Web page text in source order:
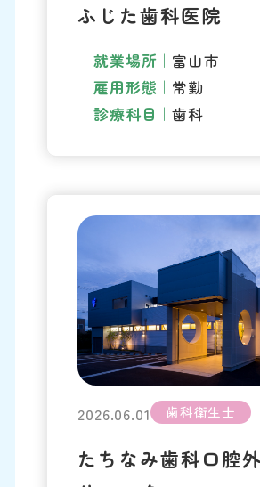
ふじた歯科医院
就業場所
富山市
雇用形態
常勤
診療科目
歯科
2026.06.01 歯科衛生士
たちなみ歯科口腔